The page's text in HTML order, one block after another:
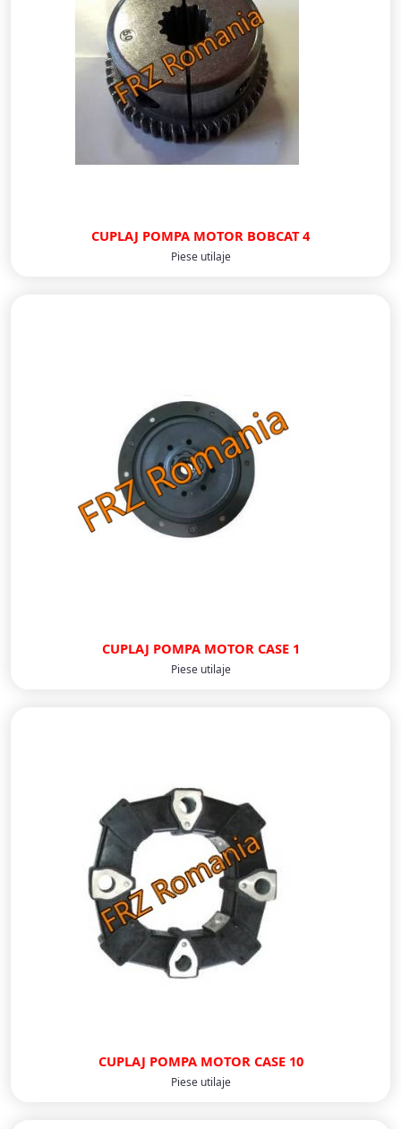
CUPLAJ POMPA MOTOR BOBCAT 4
Piese utilaje
CUPLAJ POMPA MOTOR CASE 1
Piese utilaje
CUPLAJ POMPA MOTOR CASE 10
Piese utilaje